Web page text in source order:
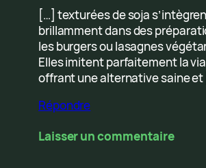
[…] texturées de soja
brillamment dans des
les burgers ou lasagnes
Elles imitent parfaitement la
offrant une alternative saine
Répondre
Laisser un commentaire